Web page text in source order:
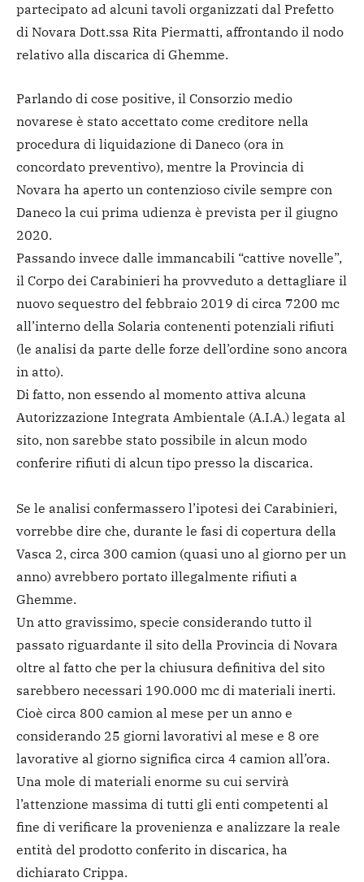
partecipato ad alcuni tavoli organizzati dal Prefetto
di Novara Dott.ssa Rita Piermatti, affrontando il nodo
relativo alla discarica di Ghemme.
Parlando di cose positive, il Consorzio medio
novarese è stato accettato come creditore nella
procedura di liquidazione di Daneco (ora in
concordato preventivo), mentre la Provincia di
Novara ha aperto un contenzioso civile sempre con
Daneco la cui prima udienza è prevista per il giugno
2020.
Passando invece dalle immancabili “cattive novelle”,
il Corpo dei Carabinieri ha provveduto a dettagliare il
nuovo sequestro del febbraio 2019 di circa 7200 mc
all’interno della Solaria contenenti potenziali rifiuti
(le analisi da parte delle forze dell’ordine sono ancora
in atto).
Di fatto, non essendo al momento attiva alcuna
Autorizzazione Integrata Ambientale (A.I.A.) legata al
sito, non sarebbe stato possibile in alcun modo
conferire rifiuti di alcun tipo presso la discarica.
Se le analisi confermassero l’ipotesi dei Carabinieri,
vorrebbe dire che, durante le fasi di copertura della
Vasca 2, circa 300 camion (quasi uno al giorno per un
anno) avrebbero portato illegalmente rifiuti a
Ghemme.
Un atto gravissimo, specie considerando tutto il
passato riguardante il sito della Provincia di Novara
oltre al fatto che per la chiusura definitiva del sito
sarebbero necessari 190.000 mc di materiali inerti.
Cioè circa 800 camion al mese per un anno e
considerando 25 giorni lavorativi al mese e 8 ore
lavorative al giorno significa circa 4 camion all’ora.
Una mole di materiali enorme su cui servirà
l’attenzione massima di tutti gli enti competenti al
fine di verificare la provenienza e analizzare la reale
entità del prodotto conferito in discarica, ha
dichiarato Crippa.